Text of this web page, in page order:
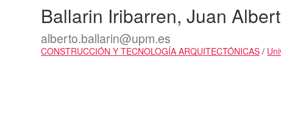
Ballarin Iribarren, Juan
alberto.ballarin@upm.es
CONSTRUCCIÓN Y TECNOLOGÍA ARQUITECTÓNICAS /